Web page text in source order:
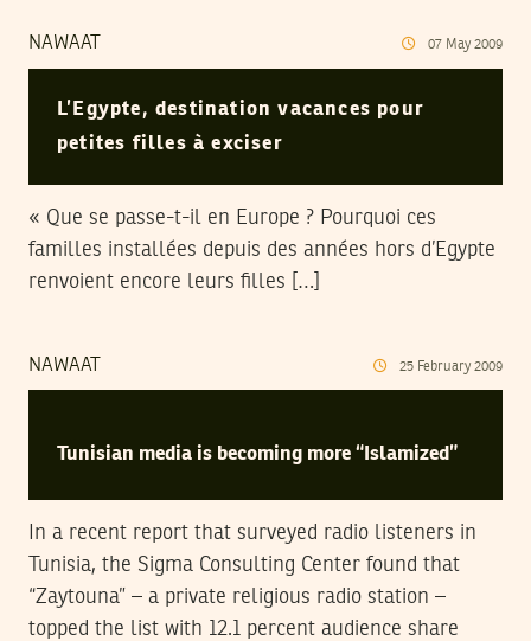
NAWAAT 07 May 2009
L’Egypte, destination vacances pour
petites filles à exciser
« Que se passe-t-il en Europe ? Pourquoi ces
familles installées depuis des années hors d’Egypte
renvoient encore leurs filles […]
NAWAAT 25 February 2009
Tunisian media is becoming more “Islamized”
In a recent report that surveyed radio listeners in
Tunisia, the Sigma Consulting Center found that
“Zaytouna” – a private religious radio station –
topped the list with 12.1 percent audience share